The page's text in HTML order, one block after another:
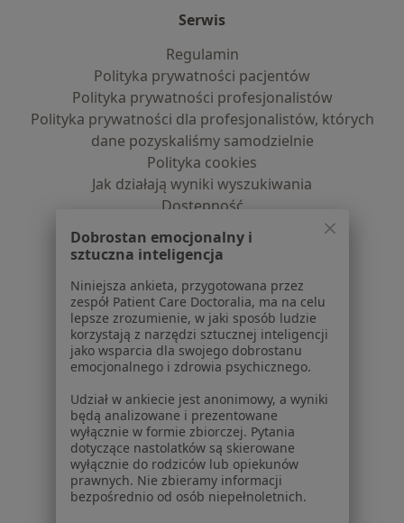
Serwis
Regulamin
Polityka prywatności pacjentów
Polityka prywatności profesjonalistów
Polityka prywatności dla profesjonalistów, których
dane pozyskaliśmy samodzielnie
Polityka cookies
Jak działają wyniki wyszukiwania
Dostępność
O nas
Praca Rekrutujemy!
Centrum prasowe
Kontakt
Dla pacjentów
Placówki medyczne
Pytania i odpowiedzi
Usługi i zabiegi
Choroby
Pomoc
Dobrostan emocjonalny i
sztuczna inteligencja
Niniejsza ankieta, przygotowana przez
zespół Patient Care Doctoralia, ma na celu
lepsze zrozumienie, w jaki sposób ludzie
korzystają z narzędzi sztucznej inteligencji
jako wsparcia dla swojego dobrostanu
emocjonalnego i zdrowia psychicznego.
Udział w ankiecie jest anonimowy, a wyniki
będą analizowane i prezentowane
wyłącznie w formie zbiorczej. Pytania
dotyczące nastolatków są skierowane
wyłącznie do rodziców lub opiekunów
prawnych. Nie zbieramy informacji
bezpośrednio od osób niepełnoletnich.